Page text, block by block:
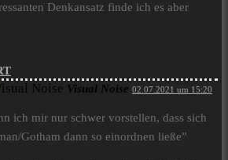
Denkansatz finde ich es aber
Visual Noise 02.07.2021 um 15:20
ich mir nur schwer vorstellen, dass sich
Gotham dann so einordnen ließe”